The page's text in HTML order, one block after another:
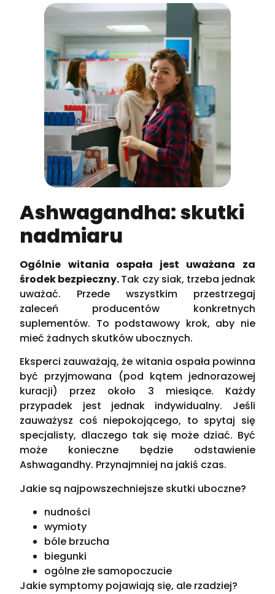
Ashwagandha: skutki
nadmiaru
Ogólnie witania ospała jest uważana za
środek bezpieczny.Tak czy siak, trzeba jednak
uważać. Przede wszystkim przestrzegaj
zaleceń producentów konkretnych
suplementów. To podstawowy krok, aby nie
mieć żadnych skutków ubocznych.
Eksperci zauważają, że witania ospała powinna
być przyjmowana (pod kątem jednorazowej
kuracji) przez około 3 miesiące. Każdy
przypadek jest jednak indywidualny. Jeśli
zauważysz coś niepokojącego, to spytaj się
specjalisty, dlaczego tak się może dziać. Być
może konieczne będzie odstawienie
Ashwagandhy. Przynajmniej na jakiś czas.
Jakie są najpowszechniejsze skutki uboczne?
nudności
wymioty
bóle brzucha
biegunki
ogólne złe samopoczucie
Jakie symptomy pojawiają się, ale rzadziej?